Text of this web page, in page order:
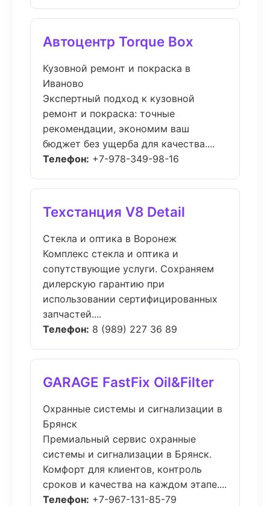
Автоцентр Torque Box
Кузовной ремонт и покраска в
Иваново
Экспертный подход к кузовной
ремонт и покраска: точные
рекомендации, экономим ваш
бюджет без ущерба для качества....
Телефон: +7-978-349-98-16
Техстанция V8 Detail
Стекла и оптика в Воронеж
Комплекс стекла и оптика и
сопутствующие услуги. Сохраняем
дилерскую гарантию при
использовании сертифицированных
запчастей....
Телефон: 8 (989) 227 36 89
GARAGE FastFix Oil&Filter
Охранные системы и сигнализации в
Брянск
Премиальный сервис охранные
системы и сигнализации в Брянск.
Комфорт для клиентов, контроль
сроков и качества на каждом этапе....
Телефон: +7-967-131-85-79